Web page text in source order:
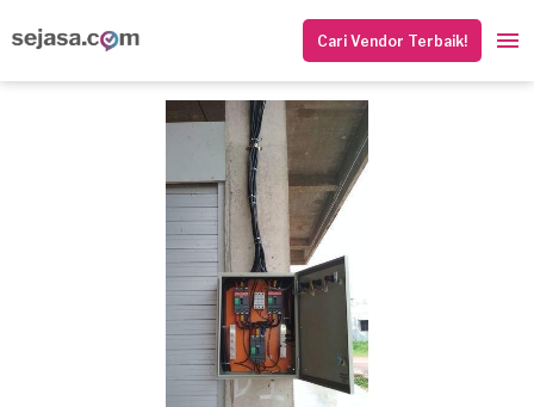
Cari Vendor Terbaik!